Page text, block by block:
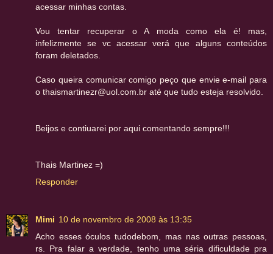
acessar minhas contas.
Vou tentar recuperar o A moda como ela é! mas,
infelizmente se vc acessar verá que alguns conteúdos
foram deletados.
Caso queira comunicar comigo peço que envie e-mail para
o thaismartinezr@uol.com.br até que tudo esteja resolvido.
Beijos e contiuarei por aqui comentando sempre!!!
Thais Martinez =)
Responder
Mimi 10 de novembro de 2008 às 13:35
Acho esses óculos tudodebom, mas nas outras pessoas,
rs. Pra falar a verdade, tenho uma séria dificuldade pra